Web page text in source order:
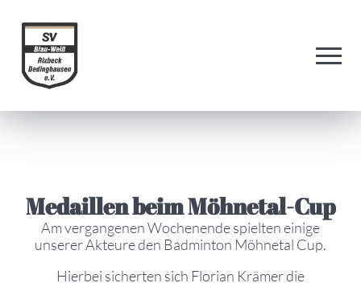
Medaillen beim Möhnetal-Cup
Am vergangenen Wochenende spielten einige
unserer Akteure den Badminton Möhnetal Cup.
Hierbei sicherten sich Florian Krämer die